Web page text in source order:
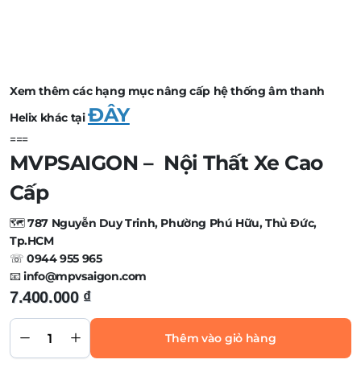
Xem thêm các hạng mục nâng cấp hệ thống âm thanh
Helix khác tại ĐÂY
===
MVPSAIGON – Nội Thất Xe Cao
Cấp
🗺️787 Nguyễn Duy Trinh, Phường Phú Hữu, Thủ Đức,
Tp.HCM
☏0944 955 965
📧info@mpvsaigon.com
7.400.000 ₫
HELIX LOA
SUBWOOFER
12″ HELIX K
12W quantity
Thêm vào giỏ hàng